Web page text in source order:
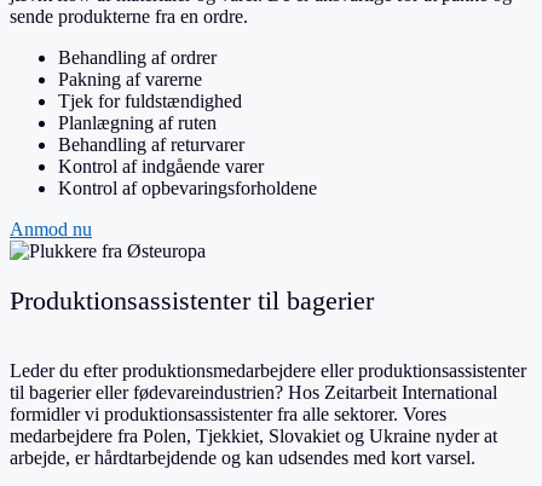
sende produkterne fra en ordre.
Behandling af ordrer
Pakning af varerne
Tjek for fuldstændighed
Planlægning af ruten
Behandling af returvarer
Kontrol af indgående varer
Kontrol af opbevaringsforholdene
Anmod nu
Produktionsassistenter til bagerier
Leder du efter produktionsmedarbejdere eller produktionsassistenter
til bagerier eller fødevareindustrien? Hos Zeitarbeit International
formidler vi produktionsassistenter fra alle sektorer. Vores
medarbejdere fra Polen, Tjekkiet, Slovakiet og Ukraine nyder at
arbejde, er hårdtarbejdende og kan udsendes med kort varsel.